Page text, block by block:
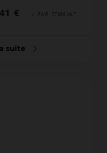
€ / PAR SEMAINE
suite